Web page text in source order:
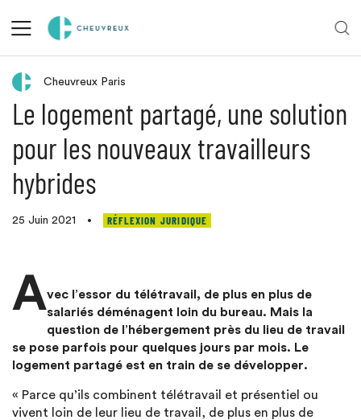
Retour aux actualités
Cheuvreux Paris
Le logement partagé, une solution
pour les nouveaux travailleurs
hybrides
25 Juin 2021 • RÉFLEXION JURIDIQUE
Avec l’essor du télétravail, de plus en plus de
salariés déménagent loin du bureau. Mais la
question de l’hébergement près du lieu de travail
se pose parfois pour quelques jours par mois. Le
logement partagé est en train de se développer.
« Parce qu’ils combinent télétravail et présentiel ou
vivent loin de leur lieu de travail, de plus en plus de